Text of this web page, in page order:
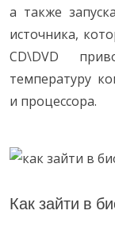
а также
источника,
CD\DVD
температуру
и процессора.
Как зайти в